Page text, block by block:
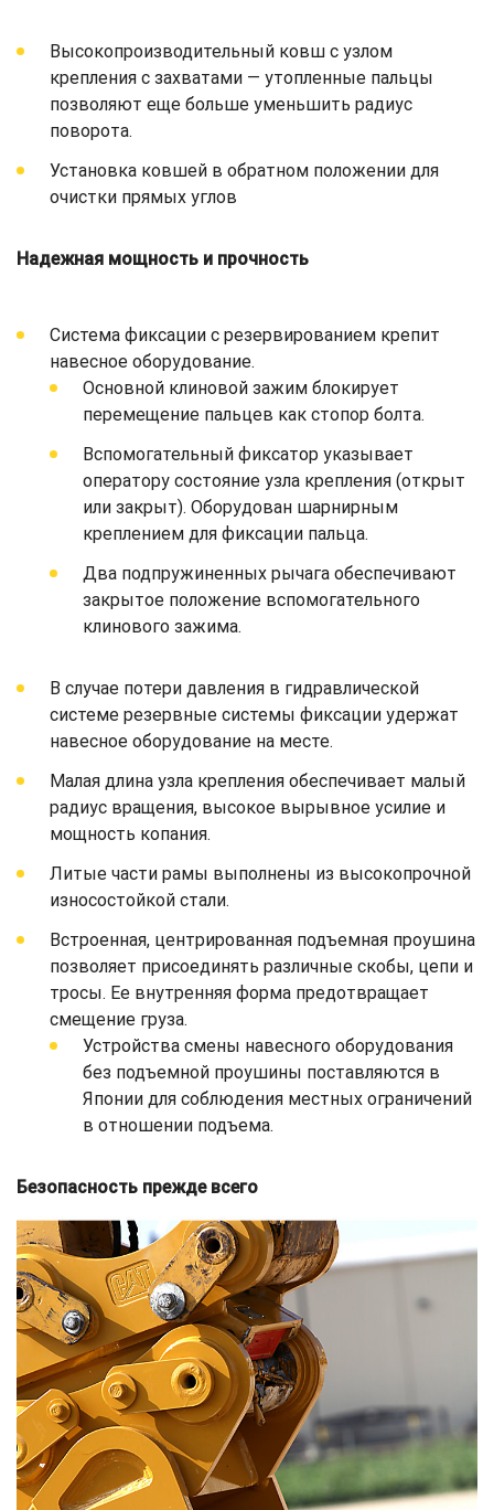
Высокопроизводительный ковш с узлом
крепления с захватами — утопленные пальцы
позволяют еще больше уменьшить радиус
поворота.
Установка ковшей в обратном положении для
очистки прямых углов
Надежная мощность и прочность
Система фиксации с резервированием крепит
навесное оборудование.
Основной клиновой зажим блокирует
перемещение пальцев как стопор болта.
Вспомогательный фиксатор указывает
оператору состояние узла крепления (открыт
или закрыт). Оборудован шарнирным
креплением для фиксации пальца.
Два подпружиненных рычага обеспечивают
закрытое положение вспомогательного
клинового зажима.
В случае потери давления в гидравлической
системе резервные системы фиксации удержат
навесное оборудование на месте.
Малая длина узла крепления обеспечивает малый
радиус вращения, высокое вырывное усилие и
мощность копания.
Литые части рамы выполнены из высокопрочной
износостойкой стали.
Встроенная, центрированная подъемная проушина
позволяет присоединять различные скобы, цепи и
тросы. Ее внутренняя форма предотвращает
смещение груза.
Устройства смены навесного оборудования
без подъемной проушины поставляются в
Японии для соблюдения местных ограничений
в отношении подъема.
Безопасность прежде всего